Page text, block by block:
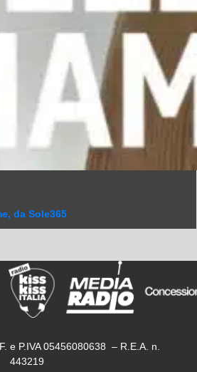
da Sole365
e P.IVA 05456080638 – R.E.A. n.
443219